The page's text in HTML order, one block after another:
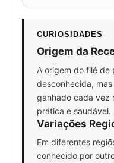
CURIOSIDADES
Origem da
A origem do filé de
desconhecida,
ganhado cada vez
prática e saudável.
Variações
Em diferentes
conhecido por